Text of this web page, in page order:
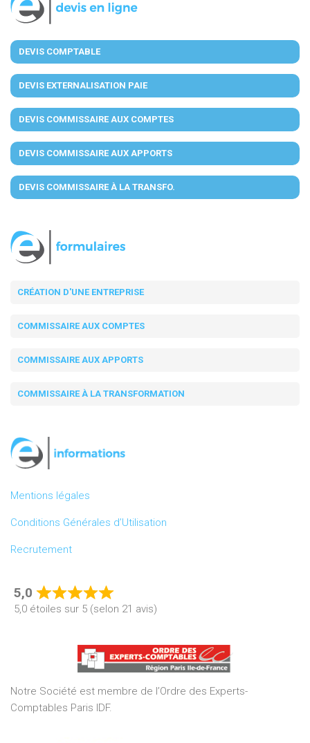
DEVIS COMPTABLE
DEVIS EXTERNALISATION PAIE
DEVIS COMMISSAIRE AUX COMPTES
DEVIS COMMISSAIRE AUX APPORTS
DEVIS COMMISSAIRE À LA TRANSFO.
CRÉATION D'UNE ENTREPRISE
COMMISSAIRE AUX COMPTES
COMMISSAIRE AUX APPORTS
COMMISSAIRE À LA TRANSFORMATION
Mentions légales
Conditions Générales d’Utilisation
Recrutement
5,0
Rated
of
5
5,0 étoiles sur 5 (selon 21 avis)
Notre Société est membre de l’Ordre des Experts-
Comptables Paris IDF.